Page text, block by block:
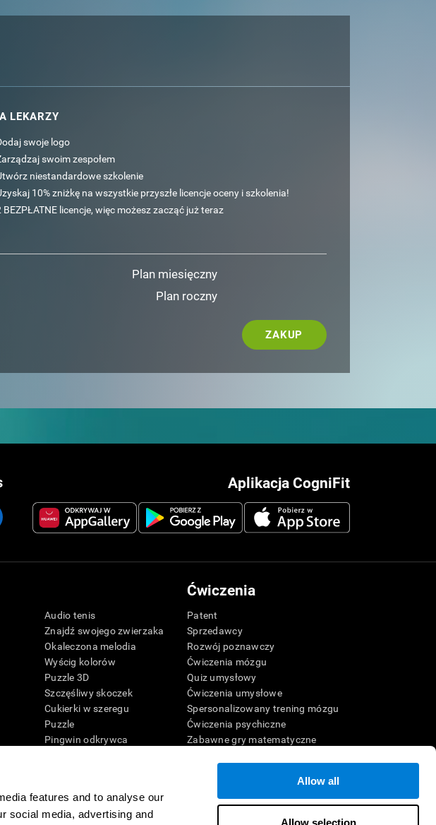
features and to analyse our
social media, advertising and
Allow all
Allow selection
LEKARZY
swoje logo
swoim zespołem
niestandardowe szkolenie
10% zniżkę na wszystkie przyszłe licencje oceny i szkolenia!
BEZPŁATNE licencje, więc możesz zacząć już teraz
Plan miesięczny
Plan roczny
ZAKUP
Aplikacja CogniFit
Audio tenis
Znajdź swojego zwierzaka
Okaleczona melodia
Wyścig kolorów
Puzzle 3D
Szczęśliwy skoczek
Cukierki w szeregu
Puzzle
Pingwin odkrywca
sprawnościowe
Gry pamięciowe online
Ćwiczenia
Patent
Sprzedawcy
Rozwój poznawczy
Ćwiczenia mózgu
Quiz umysłowy
Ćwiczenia umysłowe
Spersonalizowany trening mózgu
Ćwiczenia psychiczne
Zabawne gry matematyczne
Test IQ